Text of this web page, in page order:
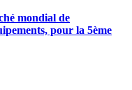
mondial de
pour la 5ème